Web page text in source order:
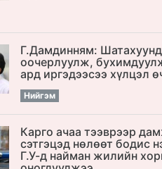
Г.Дамдинням: Шатахуунд
оочерлуулж,
ард иргэдээсээ хүлцэл
Нийгэм
Карго ачаа тээврээр
сэтгэцэд нөлөөт бодис
Г.У-д найман жилийн